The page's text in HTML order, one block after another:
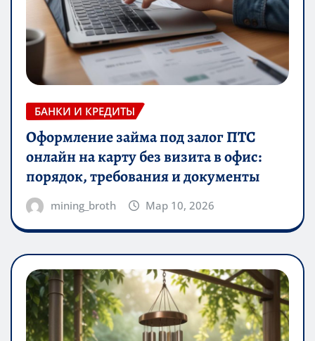
БАНКИ И КРЕДИТЫ
Оформление займа под залог ПТС
онлайн на карту без визита в офис:
порядок, требования и документы
mining_broth Мар 10, 2026